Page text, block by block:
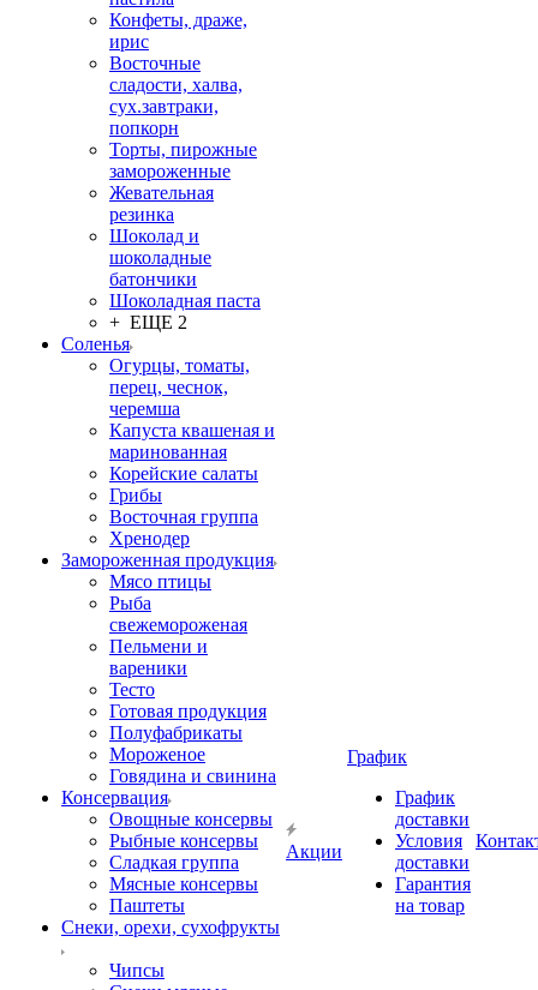
Конфеты, драже,
ирис
Восточные
сладости, халва,
сух.завтраки,
попкорн
Торты, пирожные
замороженные
Жевательная
резинка
Шоколад и
шоколадные
батончики
Шоколадная паста
+ ЕЩЕ 2
Соленья
Огурцы, томаты,
перец, чеснок,
черемша
Капуста квашеная и
маринованная
Корейские салаты
Грибы
Восточная группа
Хренодер
Замороженная продукция
Мясо птицы
Рыба
свежемороженая
Пельмени и
вареники
Тесто
Готовая продукция
Полуфабрикаты
Мороженое
Говядина и свинина
Консервация
Овощные консервы
Рыбные консервы
Сладкая группа
Мясные консервы
Паштеты
Снеки, орехи, сухофрукты
Чипсы
Акции
График
График
доставки
Условия
доставки
Гарантия
на товар